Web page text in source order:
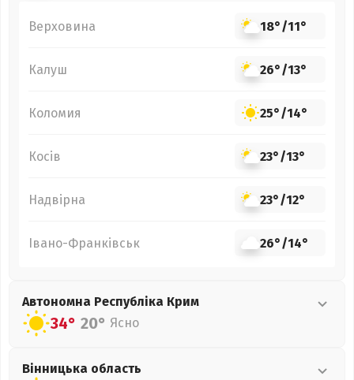
Верховина 18°/11°
Калуш 26°/13°
Коломия 25°/14°
Косів 23°/13°
Надвірна 23°/12°
Івано-Франківськ 26°/14°
Автономна Республіка Крим
34° 20° Ясно
Вінницька область